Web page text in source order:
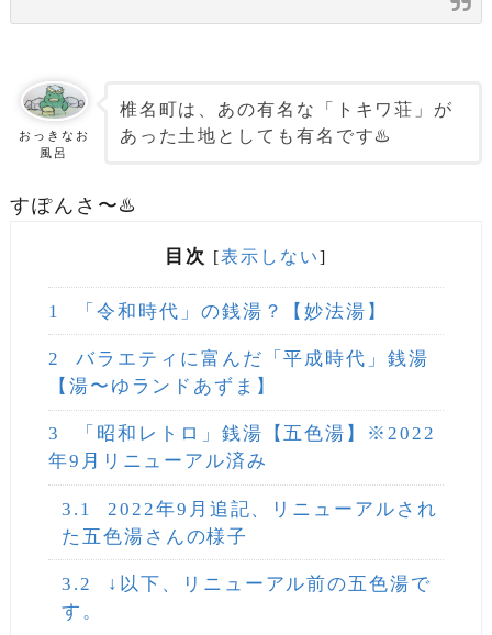
おっきなお
風呂
椎名町は、あの有名な「トキワ荘」が
あった土地としても有名です♨️
すぽんさ〜♨️
目次 [表示しない]
1 「令和時代」の銭湯？【妙法湯】
2
バラエティに富んだ「平成時代」銭湯
【湯〜ゆランドあずま】
3
「昭和レトロ」銭湯【五色湯】※2022
年9月リニューアル済み
3.1
2022年9月追記、リニューアルされ
た五色湯さんの様子
3.2
↓以下、リニューアル前の五色湯で
す。